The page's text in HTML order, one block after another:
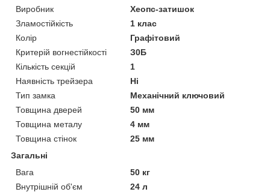
Виробник
Хеопс-затишок
Зламостійкість
1 клас
Колір
Графітовий
Критерій вогнестійкості
З0Б
Кількість секцій
1
Наявність трейзера
Ні
Тип замка
Механічний ключовий
Товщина дверей
50 мм
Товщина металу
4 мм
Товщина стінок
25 мм
Загальні
Вага
50 кг
Внутрішній об'єм
24 л